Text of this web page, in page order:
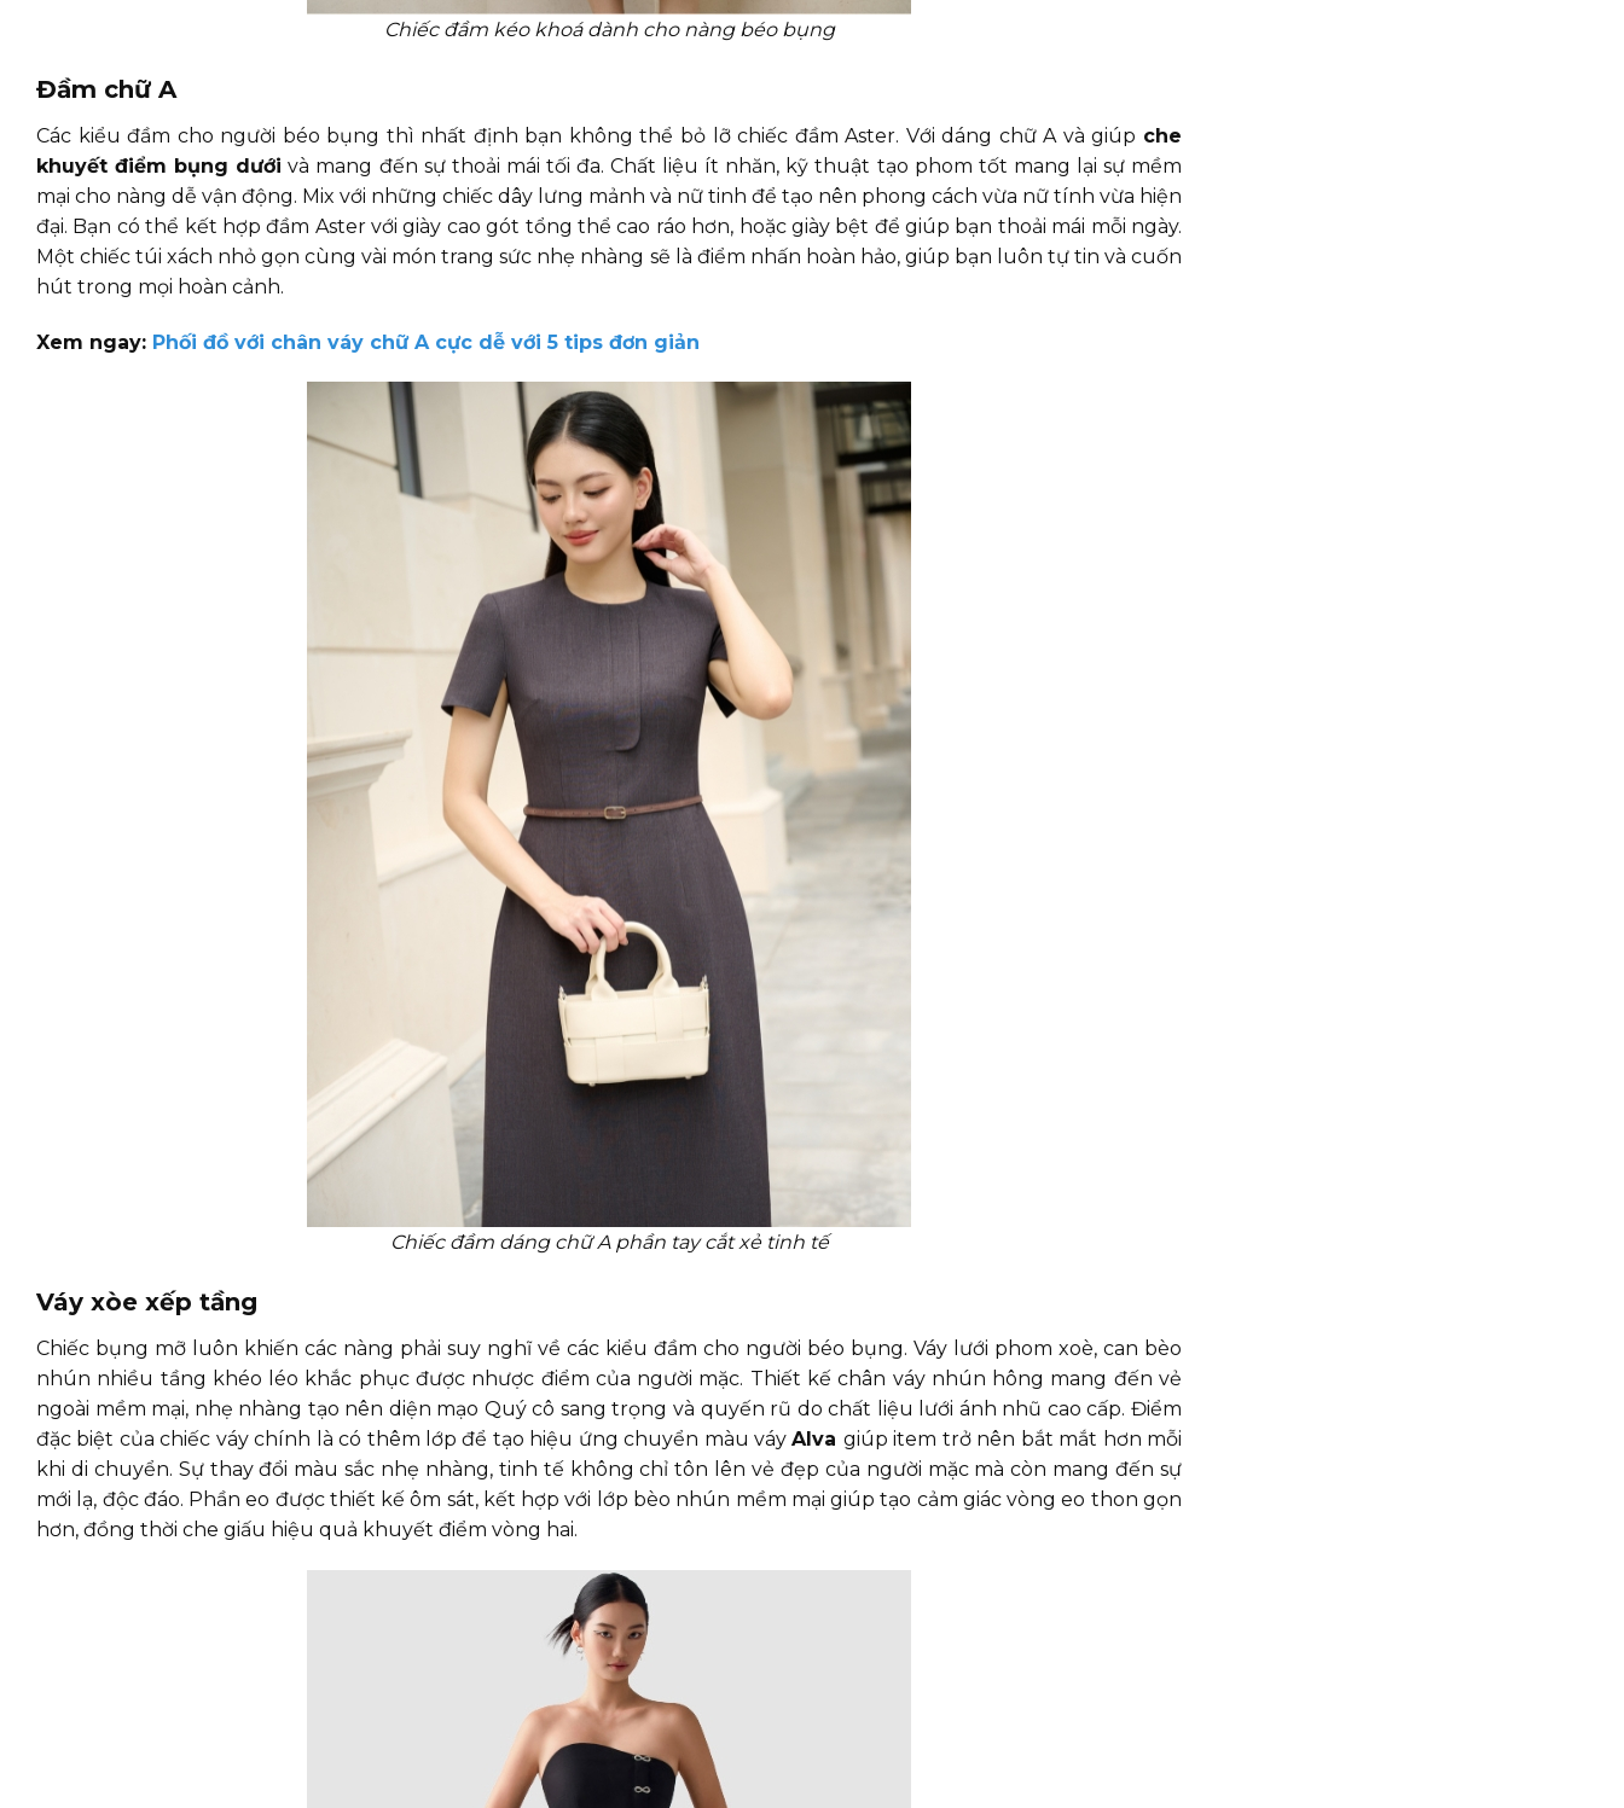
Chiếc đầm kéo khoá dành cho nàng béo bụng
Đầm chữ A
Các kiểu đầm cho người béo bụng thì nhất định bạn không thể bỏ lỡ chiếc đầm Aster. Với dáng chữ A và giúp che
khuyết điểm bụng dưới và mang đến sự thoải mái tối đa. Chất liệu ít nhăn, kỹ thuật tạo phom tốt mang lại sự mềm
mại cho nàng dễ vận động. Mix với những chiếc dây lưng mảnh và nữ tinh để tạo nên phong cách vừa nữ tính vừa hiện
đại. Bạn có thể kết hợp đầm Aster với giày cao gót tổng thể cao ráo hơn, hoặc giày bệt để giúp bạn thoải mái mỗi ngày.
Một chiếc túi xách nhỏ gọn cùng vài món trang sức nhẹ nhàng sẽ là điểm nhấn hoàn hảo, giúp bạn luôn tự tin và cuốn
hút trong mọi hoàn cảnh.
Xem ngay: Phối đồ với chân váy chữ A cực dễ với 5 tips đơn giản
Chiếc đầm dáng chữ A phần tay cắt xẻ tinh tế
Váy xòe xếp tầng
Chiếc bụng mỡ luôn khiến các nàng phải suy nghĩ về các kiểu đầm cho người béo bụng. Váy lưới phom xoè, can bèo
nhún nhiều tầng khéo léo khắc phục được nhược điểm của người mặc. Thiết kế chân váy nhún hông mang đến vẻ
ngoài mềm mại, nhẹ nhàng tạo nên diện mạo Quý cô sang trọng và quyến rũ do chất liệu lưới ánh nhũ cao cấp. Điểm
đặc biệt của chiếc váy chính là có thêm lớp để tạo hiệu ứng chuyển màu váyAlva giúp item trở nên bắt mắt hơn mỗi
khi di chuyển. Sự thay đổi màu sắc nhẹ nhàng, tinh tế không chỉ tôn lên vẻ đẹp của người mặc mà còn mang đến sự
mới lạ, độc đáo. Phần eo được thiết kế ôm sát, kết hợp với lớp bèo nhún mềm mại giúp tạo cảm giác vòng eo thon gọn
hơn, đồng thời che giấu hiệu quả khuyết điểm vòng hai.